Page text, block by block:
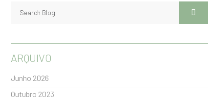
ARQUIVO
Junho 2026
Outubro 2023